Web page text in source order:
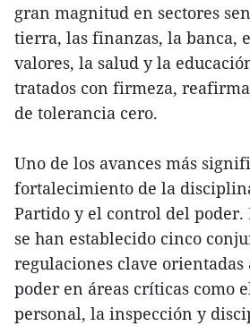
gran magnitud en sectores
tierra, las finanzas, la banca,
valores, la salud y la
tratados con firmeza,
de tolerancia cero.
Uno de los avances más
fortalecimiento de la
Partido y el control del poder.
se han establecido cinco
regulaciones clave orientadas
poder en áreas críticas como
personal, la inspección y